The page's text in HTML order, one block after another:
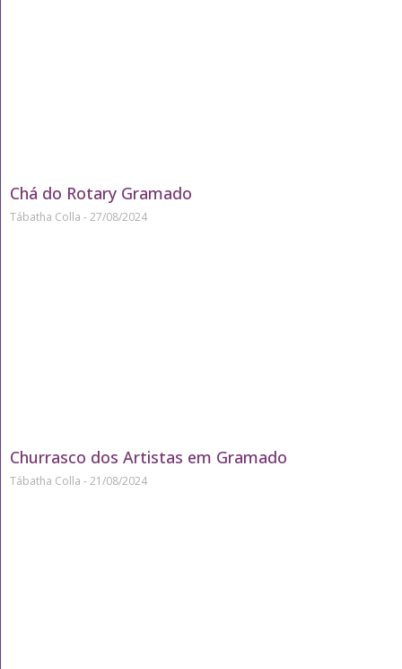
Chá do Rotary Gramado
Tábatha Colla 27/08/2024
Churrasco dos Artistas em Gramado
Tábatha Colla 21/08/2024